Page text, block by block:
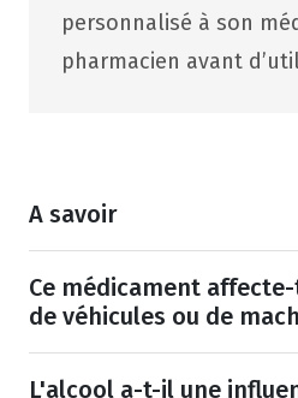
personnalisé à son
pharmacien avant
A savoir
Ce médicament
de véhicules ou de
L'alcool a-t-il une